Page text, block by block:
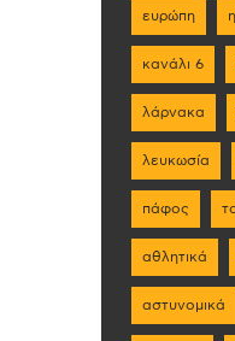
ευρώπη
κανάλι 6
λάρνακα
λευκωσία
πάφος
αθλητικά
αστυνομικά